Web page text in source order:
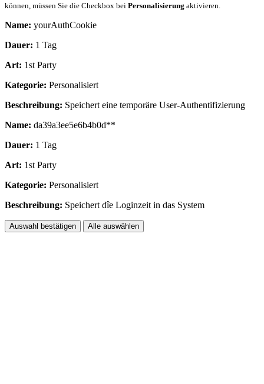
können, müssen Sie die Checkbox bei Personalisierung aktivieren.
Name: yourAuthCookie
Dauer: 1 Tag
Art: 1st Party
Kategorie: Personalisiert
Beschreibung: Speichert eine temporäre User-Authentifizierung
Name: da39a3ee5e6b4b0d**
Dauer: 1 Tag
Art: 1st Party
Kategorie: Personalisiert
Beschreibung: Speichert dîe Loginzeit in das System
Auswahl bestätigen Alle auswählen